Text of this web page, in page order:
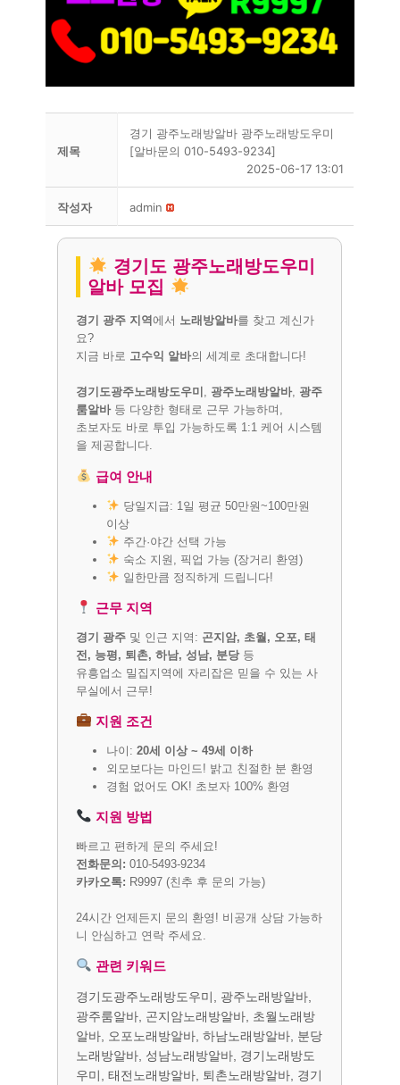
제목
경기 광주노래방알바 광주노래방도우미
[알바문의 010-5493-9234]
2025-06-17 13:01
작성자 admin
경기도 광주노래방도우미
알바 모집
경기 광주 지역에서 노래방알바를 찾고 계신가
요?
지금 바로 고수익 알바의 세계로 초대합니다!
경기도광주노래방도우미 , 광주노래방알바, 광주
룸알바등 다양한 형태로 근무 가능하며,
초보자도 바로 투입 가능하도록 1:1 케어 시스템
을 제공합니다.
급여 안내
당일지급: 1일 평균 50만원~100만원
이상
주간·야간 선택 가능
숙소 지원, 픽업 가능 (장거리 환영)
일한만큼 정직하게 드립니다!
근무 지역
경기 광주 및 인근 지역: 곤지암, 초월, 오포, 태
전, 능평, 퇴촌, 하남, 성남, 분당등
유흥업소 밀집지역에 자리잡은 믿을 수 있는 사
무실에서 근무!
지원 조건
나이:20세 이상 ~ 49세 이하
외모보다는 마인드! 밝고 친절한 분 환영
경험 없어도 OK! 초보자 100% 환영
지원 방법
빠르고 편하게 문의 주세요!
전화문의: 010-5493-9234
카카오톡: R9997 (친추 후 문의 가능)
24시간 언제든지 문의 환영! 비공개 상담 가능하
니 안심하고 연락 주세요.
관련 키워드
경기도광주노래방도우미, 광주노래방알바,
광주룸알바, 곤지암노래방알바, 초월노래방
알바, 오포노래방알바, 하남노래방알바, 분당
노래방알바, 성남노래방알바, 경기노래방도
우미, 태전노래방알바, 퇴촌노래방알바, 경기